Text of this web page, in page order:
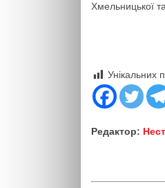
Хмельницької
Унікальних
Редактор: